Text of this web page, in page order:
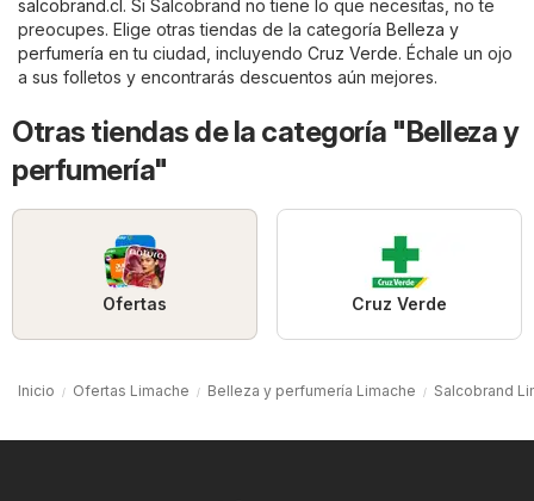
salcobrand.cl. Si Salcobrand no tiene lo que necesitas, no te
preocupes. Elige otras tiendas de la categoría Belleza y
perfumería en tu ciudad, incluyendo Cruz Verde. Échale un ojo
a sus folletos y encontrarás descuentos aún mejores.
Otras tiendas de la categoría "Belleza y
perfumería"
Ofertas Cruz Verde
Inicio Ofertas Limache Belleza y perfumería Limache Salcobrand